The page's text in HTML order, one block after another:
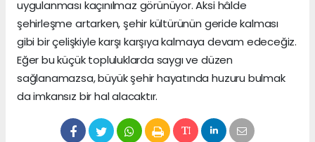
uygulanması kaçınılmaz görünüyor. Aksi hâlde
şehirleşme artarken, şehir kültürünün geride kalması
gibi bir çelişkiyle karşı karşıya kalmaya devam edeceğiz.
Eğer bu küçük topluluklarda saygı ve düzen
sağlanamazsa, büyük şehir hayatında huzuru bulmak
da imkansız bir hal alacaktır.